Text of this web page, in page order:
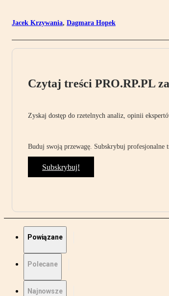
Jacek Krzywania, Dagmara Hopek
Czytaj treści PRO.RP.PL
Zyskaj dostęp do rzetelnych analiz, opinii
Buduj swoją przewagę. Subskrybuj
Subskrybuj!
Powiązane
Polecane
Najnowsze